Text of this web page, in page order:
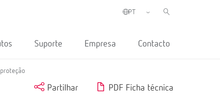
Suporte Empresa Contacto
Partilhar PDF Ficha técnica